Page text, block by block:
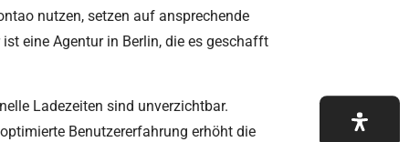
nutzen, setzen auf ansprechende
eine Agentur in Berlin, die es geschafft
Ladezeiten sind unverzichtbar.
Benutzererfahrung erhöht die